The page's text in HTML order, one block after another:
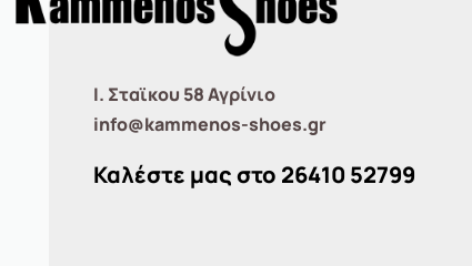
Ι. Σταϊκου 58 Αγρίνιο
info@kammenos-shoes.gr
Καλέστε μας στο 26410 52799